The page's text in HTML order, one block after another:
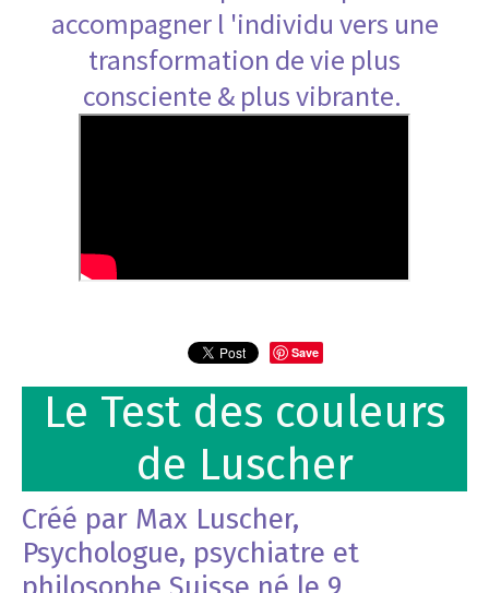
accompagner l 'individu vers une
transformation de vie plus
consciente & plus vibrante.
Save
Le Test des couleurs
de Luscher
Créé par Max Luscher,
Psychologue, psychiatre et